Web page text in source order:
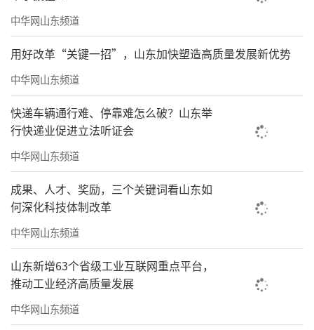
中华网山东频道
用好改革“关键一招”，山东加快塑造高质量发展新优势
中华网山东频道
快递车辆通行难、停靠难怎么破？山东举
行快递业促进立法听证会
中华网山东频道
成果、人才、奖励，三个关键词看山东如
何深化科技体制改革
中华网山东频道
山东新增63个省级工业互联网重点平台，
推动工业经济高质量发展
中华网山东频道